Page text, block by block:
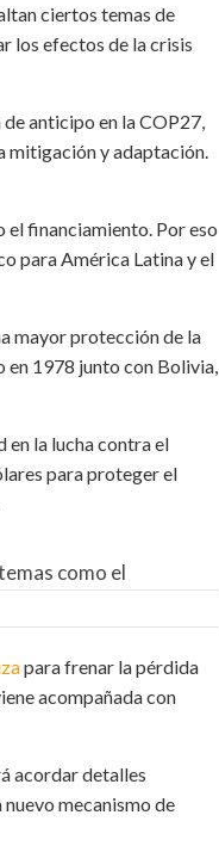
ciertos temas de
los efectos de la crisis
anticipo en la COP27,
mitigación y adaptación.
el financiamiento. Por eso
para América Latina y el
mayor protección de la
en 1978 junto con Bolivia,
en la lucha contra el
para proteger el
como el
para frenar la pérdida
acompañada con
acordar detalles
mecanismo de